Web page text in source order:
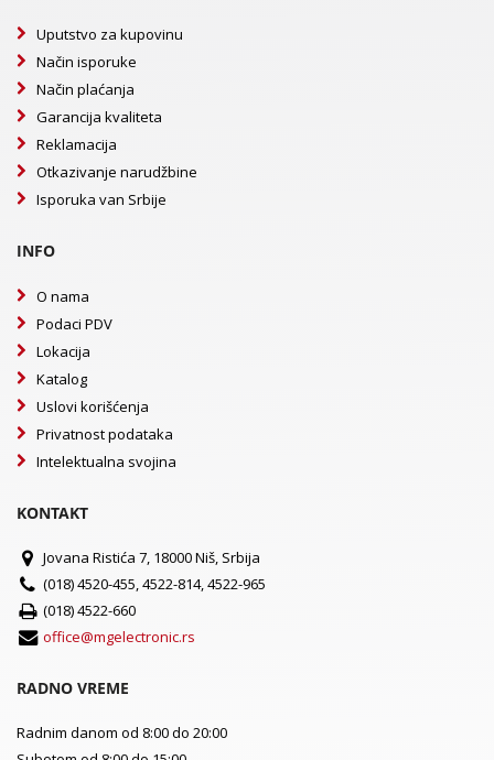
Uputstvo za kupovinu
Način isporuke
Način plaćanja
Garancija kvaliteta
Reklamacija
Otkazivanje narudžbine
Isporuka van Srbije
INFO
O nama
Podaci PDV
Lokacija
Katalog
Uslovi korišćenja
Privatnost podataka
Intelektualna svojina
KONTAKT
Jovana Ristića 7, 18000 Niš, Srbija
(018) 4520-455, 4522-814, 4522-965
(018) 4522-660
office@mgelectronic.rs
RADNO VREME
Radnim danom od 8:00 do 20:00